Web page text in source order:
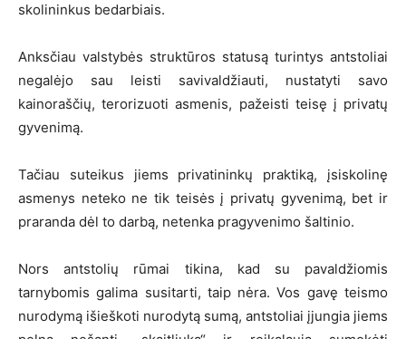
skolininkus bedarbiais.
Anksčiau valstybės struktūros statusą turintys antstoliai
negalėjo sau leisti savivaldžiauti, nustatyti savo
kainoraščių, terorizuoti asmenis, pažeisti teisę į privatų
gyvenimą.
Tačiau suteikus jiems privatininkų praktiką, įsiskolinę
asmenys neteko ne tik teisės į privatų gyvenimą, bet ir
praranda dėl to darbą, netenka pragyvenimo šaltinio.
Nors antstolių rūmai tikina, kad su pavaldžiomis
tarnybomis galima susitarti, taip nėra. Vos gavę teismo
nurodymą išieškoti nurodytą sumą, antstoliai įjungia jiems